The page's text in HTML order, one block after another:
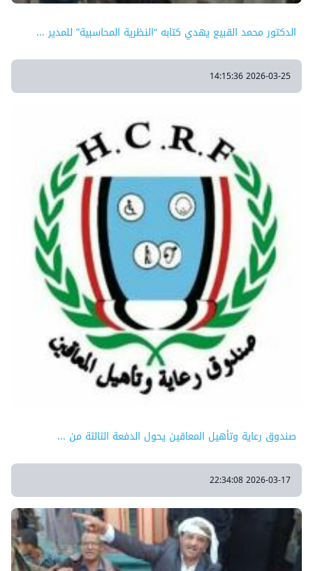
الدكتور محمد القبيع يهدي كتابه “النظرية المحاسبية” للمدير ...
2026-03-25 14:15:36
صندوق رعاية وتأهيل المعاقين يحول الدفعة الثالثة من ...
2026-03-17 22:34:08